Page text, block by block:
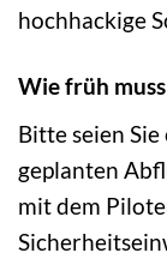
hochhackige
Wie früh
Bitte seien
geplanten
mit dem